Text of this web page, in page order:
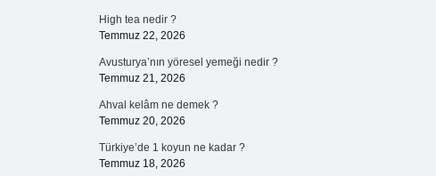
High tea nedir ?
Temmuz 22, 2026
Avusturya’nın yöresel yemeği nedir ?
Temmuz 21, 2026
Ahval kelâm ne demek ?
Temmuz 20, 2026
Türkiye’de 1 koyun ne kadar ?
Temmuz 18, 2026